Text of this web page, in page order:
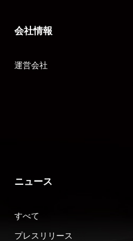
会社情報
運営会社
ニュース
すべて
プレスリリース